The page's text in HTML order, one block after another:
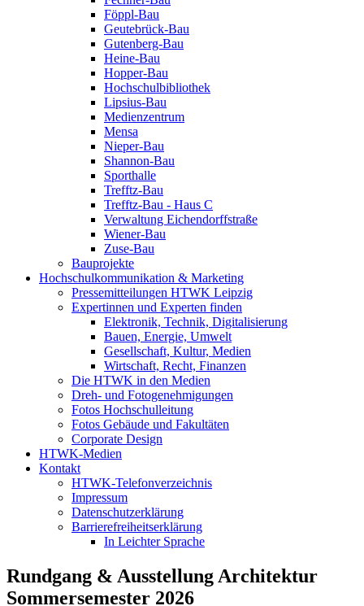
Föppl-Bau
Geutebrück-Bau
Gutenberg-Bau
Heine-Bau
Hopper-Bau
Hochschulbibliothek
Lipsius-Bau
Medienzentrum
Mensa
Nieper-Bau
Shannon-Bau
Sporthalle
Trefftz-Bau
Trefftz-Bau - Haus C
Verwaltung Eichendorffstraße
Wiener-Bau
Zuse-Bau
Bauprojekte
Hochschulkommunikation & Marketing
Pressemitteilungen HTWK Leipzig
Expertinnen und Experten finden
Elektronik, Technik, Digitalisierung
Bauen, Energie, Umwelt
Gesellschaft, Kultur, Medien
Wirtschaft, Recht, Finanzen
Die HTWK in den Medien
Dreh- und Fotogenehmigungen
Fotos Hochschulleitung
Fotos Gebäude und Fakultäten
Corporate Design
HTWK-Medien
Kontakt
HTWK-Telefonverzeichnis
Impressum
Datenschutzerklärung
Barrierefreiheitserklärung
In Leichter Sprache
Rundgang & Ausstellung Architektur
Sommersemester 2026